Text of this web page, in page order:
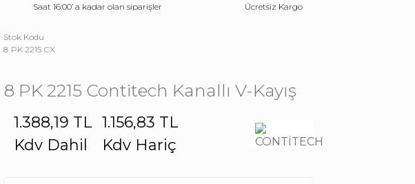
Saat 16:00’ a kadar olan siparişler
Ücretsiz Kargo
Stok Kodu
8 PK 2215 CX
8 PK 2215 Contitech Kanallı V-Kayış
1.388,19 TL
Kdv Dahil
1.156,83 TL
Kdv Hariç